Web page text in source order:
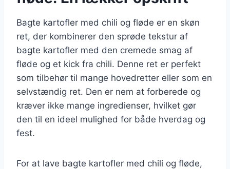
Bagte kartofler med chili og fløde er en skøn
ret, der kombinerer den sprøde tekstur af
bagte kartofler med den cremede smag af
fløde og et kick fra chili. Denne ret er perfekt
som tilbehør til mange hovedretter eller som en
selvstændig ret. Den er nem at forberede og
kræver ikke mange ingredienser, hvilket gør
den til en ideel mulighed for både hverdag og
fest.
For at lave bagte kartofler med chili og fløde,